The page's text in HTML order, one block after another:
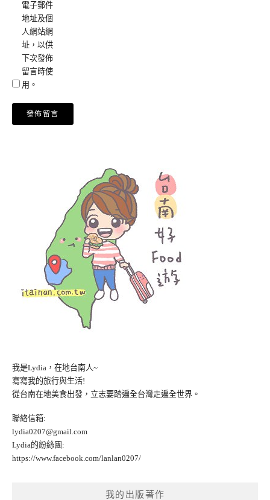
電子郵件
地址及個
人網站網
址，以供
下次發佈
留言時使
用。
我是Lydia，在地台南人~
寫寫我的旅行與生活!
從台南在地美食出發，立志要踏遍全台灣走遍全世界。
聯絡信箱:
lydia0207@gmail.com
Lydia的紛絲團:
https://www.facebook.com/lanlan0207/
我的出版著作